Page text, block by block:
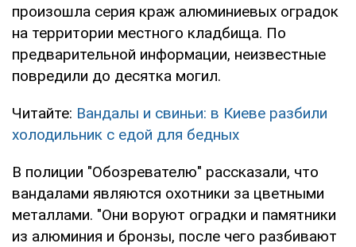
произошла серия краж алюминиевых оградок
на территории местного кладбища. По
предварительной информации, неизвестные
повредили до десятка могил.
Читайте: Вандалы и свиньи: в Киеве разбили
холодильник с едой для бедных
В полиции "Обозревателю" рассказали, что
вандалами являются охотники за цветными
металлами. "Они воруют оградки и памятники
из алюминия и бронзы, после чего разбивают